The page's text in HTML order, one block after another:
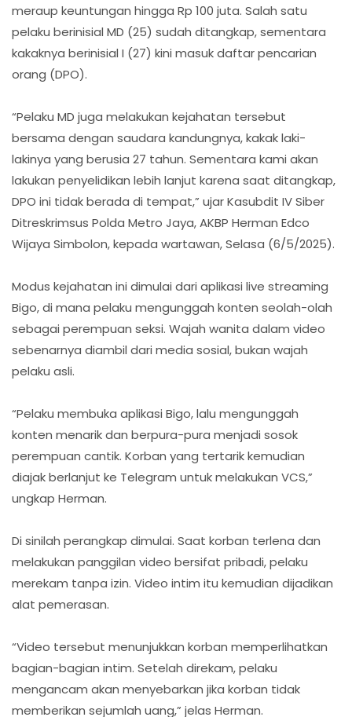
meraup keuntungan hingga Rp 100 juta. Salah satu
pelaku berinisial MD (25) sudah ditangkap, sementara
kakaknya berinisial I (27) kini masuk daftar pencarian
orang (DPO).
“Pelaku MD juga melakukan kejahatan tersebut
bersama dengan saudara kandungnya, kakak laki-
lakinya yang berusia 27 tahun. Sementara kami akan
lakukan penyelidikan lebih lanjut karena saat ditangkap,
DPO ini tidak berada di tempat,” ujar Kasubdit IV Siber
Ditreskrimsus Polda Metro Jaya, AKBP Herman Edco
Wijaya Simbolon, kepada wartawan, Selasa (6/5/2025).
Modus kejahatan ini dimulai dari aplikasi live streaming
Bigo, di mana pelaku mengunggah konten seolah-olah
sebagai perempuan seksi. Wajah wanita dalam video
sebenarnya diambil dari media sosial, bukan wajah
pelaku asli.
“Pelaku membuka aplikasi Bigo, lalu mengunggah
konten menarik dan berpura-pura menjadi sosok
perempuan cantik. Korban yang tertarik kemudian
diajak berlanjut ke Telegram untuk melakukan VCS,”
ungkap Herman.
Di sinilah perangkap dimulai. Saat korban terlena dan
melakukan panggilan video bersifat pribadi, pelaku
merekam tanpa izin. Video intim itu kemudian dijadikan
alat pemerasan.
“Video tersebut menunjukkan korban memperlihatkan
bagian-bagian intim. Setelah direkam, pelaku
mengancam akan menyebarkan jika korban tidak
memberikan sejumlah uang,” jelas Herman.